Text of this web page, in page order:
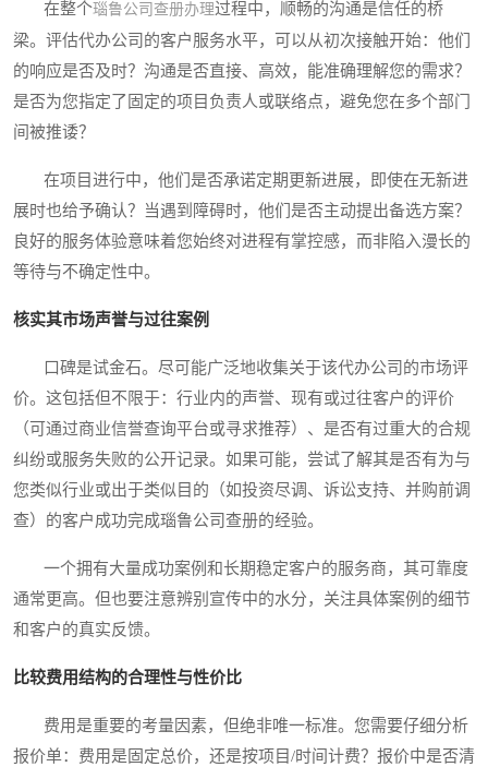
在整个瑙鲁公司查册办理过程中，顺畅的沟通是信任的桥
梁。评估代办公司的客户服务水平，可以从初次接触开始：他们
的响应是否及时？沟通是否直接、高效，能准确理解您的需求？
是否为您指定了固定的项目负责人或联络点，避免您在多个部门
间被推诿？
在项目进行中，他们是否承诺定期更新进展，即使在无新进
展时也给予确认？当遇到障碍时，他们是否主动提出备选方案？
良好的服务体验意味着您始终对进程有掌控感，而非陷入漫长的
等待与不确定性中。
核实其市场声誉与过往案例
口碑是试金石。尽可能广泛地收集关于该代办公司的市场评
价。这包括但不限于：行业内的声誉、现有或过往客户的评价
（可通过商业信誉查询平台或寻求推荐）、是否有过重大的合规
纠纷或服务失败的公开记录。如果可能，尝试了解其是否有为与
您类似行业或出于类似目的（如投资尽调、诉讼支持、并购前调
查）的客户成功完成瑙鲁公司查册的经验。
一个拥有大量成功案例和长期稳定客户的服务商，其可靠度
通常更高。但也要注意辨别宣传中的水分，关注具体案例的细节
和客户的真实反馈。
比较费用结构的合理性与性价比
费用是重要的考量因素，但绝非唯一标准。您需要仔细分析
报价单：费用是固定总价，还是按项目/时间计费？报价中是否清